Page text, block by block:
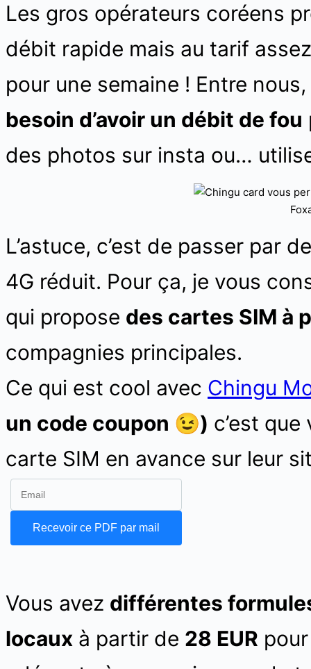
Les gros opérateurs coréens
débit rapide mais au tarif
pour une semaine ! Entre
besoin d’avoir un débit de fou
des photos sur insta ou…
L’astuce, c’est de passer par
4G réduit. Pour ça, je vous
qui propose des cartes SIM à
compagnies principales.
Ce qui est cool avec Chingu
un code coupon 😉) c’est
carte SIM en avance sur leur
Vous avez différentes
locaux à partir de 28 EUR